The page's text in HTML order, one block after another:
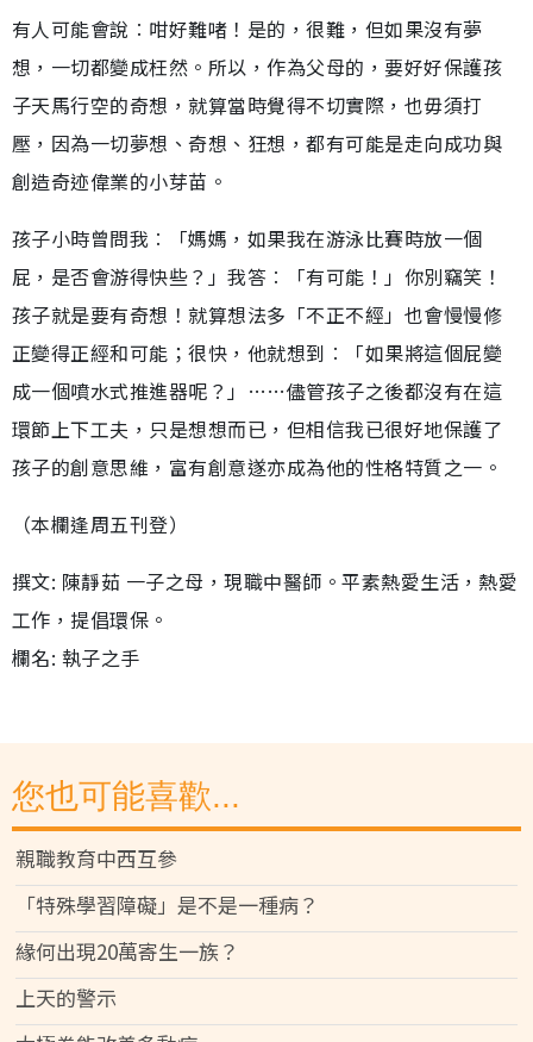
有人可能會說︰咁好難啫！是的，很難，但如果沒有夢
想，一切都變成枉然。所以，作為父母的，要好好保護孩
子天馬行空的奇想，就算當時覺得不切實際，也毋須打
壓，因為一切夢想、奇想、狂想，都有可能是走向成功與
創造奇迹偉業的小芽苗。
孩子小時曾問我︰「媽媽，如果我在游泳比賽時放一個
屁，是否會游得快些？」我答︰「有可能！」你別竊笑！
孩子就是要有奇想！就算想法多「不正不經」也會慢慢修
正變得正經和可能；很快，他就想到︰「如果將這個屁變
成一個噴水式推進器呢？」……儘管孩子之後都沒有在這
環節上下工夫，只是想想而已，但相信我已很好地保護了
孩子的創意思維，富有創意遂亦成為他的性格特質之一。
（本欄逢周五刊登）
撰文: 陳靜茹 一子之母，現職中醫師。平素熱愛生活，熱愛
工作，提倡環保。
欄名: 執子之手
您也可能喜歡...
親職教育中西互參
「特殊學習障礙」是不是一種病？
緣何出現20萬寄生一族？
上天的警示